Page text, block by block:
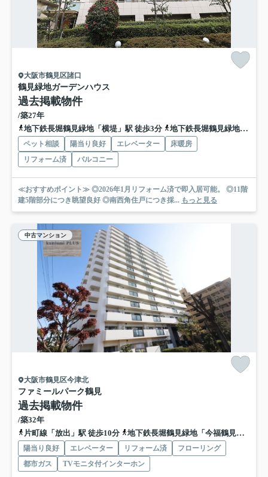
大阪市鶴見区諸口
鶴見緑地ガーデンハウス
過去掲載物件
/築27年
地下鉄長堀鶴見緑地「横堤」駅 徒歩3分
地下鉄長堀鶴見緑地「鶴見緑地」駅 徒歩14分
ペット相談 陽当り良好 エレベーター
床暖房
リフォーム済
バルコニー
≪おすすめポイント≫ ◎2026年1月リフォーム済で即入居可能。 ◎11階
建5階部分につき眺望良好 ◎南西角住戸につき採... もっと見る
中古マンション
大阪市鶴見区今津北
ファミールパーク鶴見
過去掲載物件
/築32年
片町線「放出」駅 徒歩10分
地下鉄長堀鶴見緑地「今福鶴見」駅 徒歩20分
陽当り良好 エレベーター リフォーム済
フローリング
都市ガス
TVモニタ付インターホン